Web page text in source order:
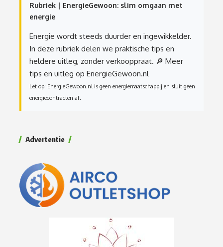
Rubriek | EnergieGewoon: slim omgaan met
energie
Energie wordt steeds duurder en ingewikkelder.
In deze rubriek delen we praktische tips en
heldere uitleg, zonder verkooppraat. 🔎 Meer
tips en uitleg op EnergieGewoon.nl
Let op: EnergieGewoon.nl is geen energiemaatschappij en sluit geen
energiecontracten af.
Advertentie